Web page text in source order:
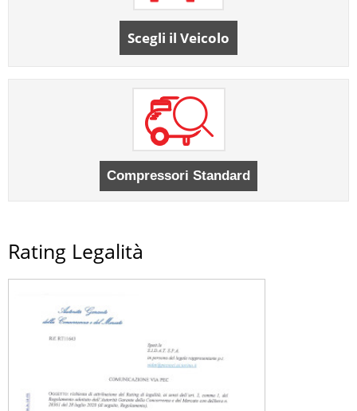
Scegli il Veicolo
Rating Legalità